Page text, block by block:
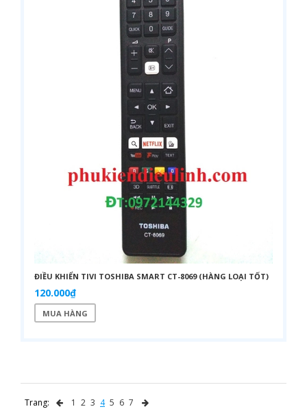
ĐIỀU KHIỂN TIVI TOSHIBA SMART CT-8069 (HÀNG LOẠI TỐT)
120.000₫
MUA HÀNG
Trang: 1 2 3 4 5 6 7